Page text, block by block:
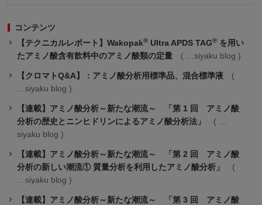
コンテンツ
【テクニカルレポート】Wakopak® Ultra APDS TAG® を用い
たアミノ酸含有飲料中のアミノ酸類の定量
siyaku blog
【クロマトQ&A】：アミノ酸分析用標準品、混合標準液
siyaku blog
【連載】アミノ酸分析～新たな潮流～ 「第 1 回 アミノ酸
分析の歴史とニンヒドリンによるアミノ酸分析法」
siyaku blog
【連載】アミノ酸分析～新たな潮流～ 「第 2 回 アミノ酸
分析の新しい潮流① 質量分析を利用したアミノ酸分析」
siyaku blog
【連載】アミノ酸分析～新たな潮流～ 「第 3 回 アミノ酸